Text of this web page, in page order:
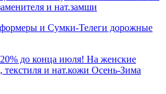
и нат.замши
и Сумки-Телеги дорожные
до конца июля! На женские
текстиля и нат.кожи Осень-Зима